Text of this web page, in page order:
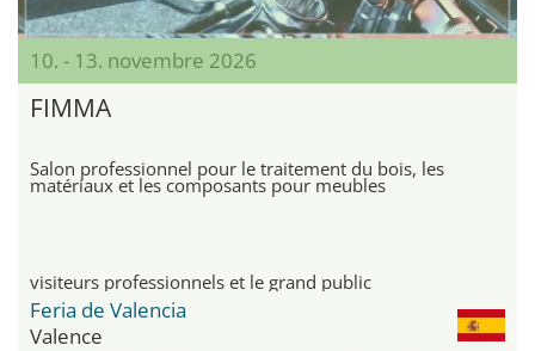
10. - 13. novembre 2026
FIMMA
Salon professionnel pour le traitement du bois, les
matériaux et les composants pour meubles
visiteurs professionnels et le grand public
Feria de Valencia
Valence